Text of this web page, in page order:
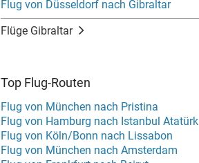
Flug von Düsseldorf nach Gibraltar
Flüge Gibraltar
Top Flug-Routen
Flug von München nach Pristina
Flug von Hamburg nach Istanbul Atatürk
Flug von Köln/Bonn nach Lissabon
Flug von München nach Amsterdam